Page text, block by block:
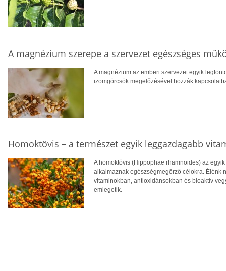
A magnézium szerepe a szervezet egészséges
A magnézium az emberi szervezet egyik
izomgörcsök megelőzésével hozzák
Homoktövis – a természet egyik leggazdagabb
A homoktövis (Hippophae rhamnoides) az
alkalmaznak egészségmegőrző célokra. Élénk
vitaminokban, antioxidánsokban és bioaktív
emlegetik.